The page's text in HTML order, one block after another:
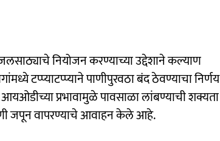
नियोजन करण्याच्या उद्देशाने कल्याण
टप्प्याटप्प्याने पाणीपुरवठा बंद ठेवण्याचा निर्णय
प्रभावामुळे पावसाळा लांबण्याची शक्यता
जपून वापरण्याचे आवाहन केले आहे.